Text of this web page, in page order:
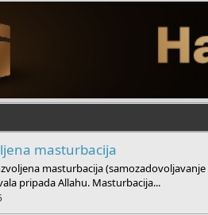
masturbacija
masturbacija
pripada Allahu. Masturbacija...